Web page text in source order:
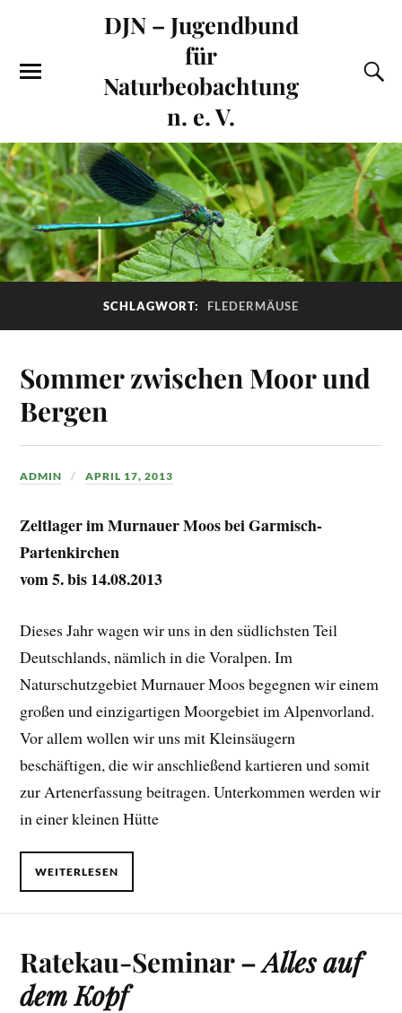
DJN – Jugendbund
für
Naturbeobachtung
n. e. V.
SCHLAGWORT: FLEDERMÄUSE
Sommer zwischen Moor und
Bergen
ADMIN APRIL 17, 2013
Zeltlager im Murnauer Moos bei Garmisch-
Partenkirchen
vom 5. bis 14.08.2013
Dieses Jahr wagen wir uns in den südlichsten Teil
Deutschlands, nämlich in die Voralpen. Im
Naturschutzgebiet Murnauer Moos begegnen wir einem
großen und einzigartigen Moorgebiet im Alpenvorland.
Vor allem wollen wir uns mit Kleinsäugern
beschäftigen, die wir anschließend kartieren und somit
zur Artenerfassung beitragen. Unterkommen werden wir
in einer kleinen Hütte
WEITERLESEN
Ratekau-Seminar –Alles auf
dem Kopf